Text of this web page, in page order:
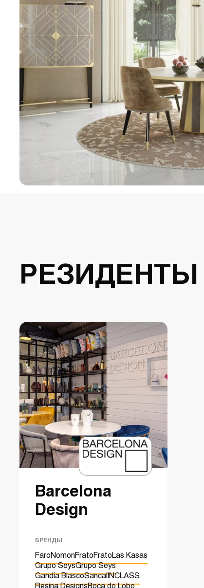
РЕЗИДЕНТЫ
Barcelona
Design
БРЕНДЫ
Faro NomonFrato Frato Las Kasas
Grupo SeysGrupo Seys
Gandia BlascoSancalINCLASS
Resina DesignsBoca do Lobo